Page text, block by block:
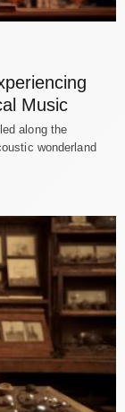
Music
along the
wonderland